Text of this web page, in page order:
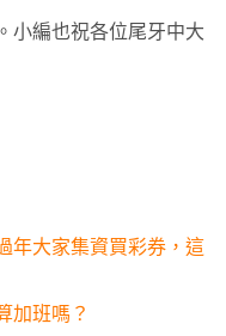
小編也祝各位尾牙中大
年大家集資買彩券，這
加班嗎？